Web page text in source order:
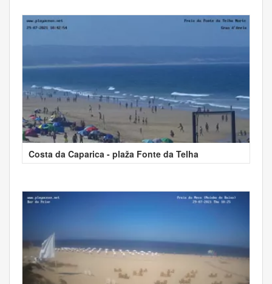
Costa da Caparica - plaža Fonte da Telha